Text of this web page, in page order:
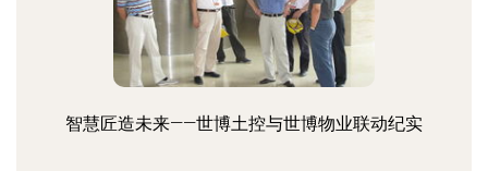
智慧匠造未来——世博土控与世博物业联动纪实